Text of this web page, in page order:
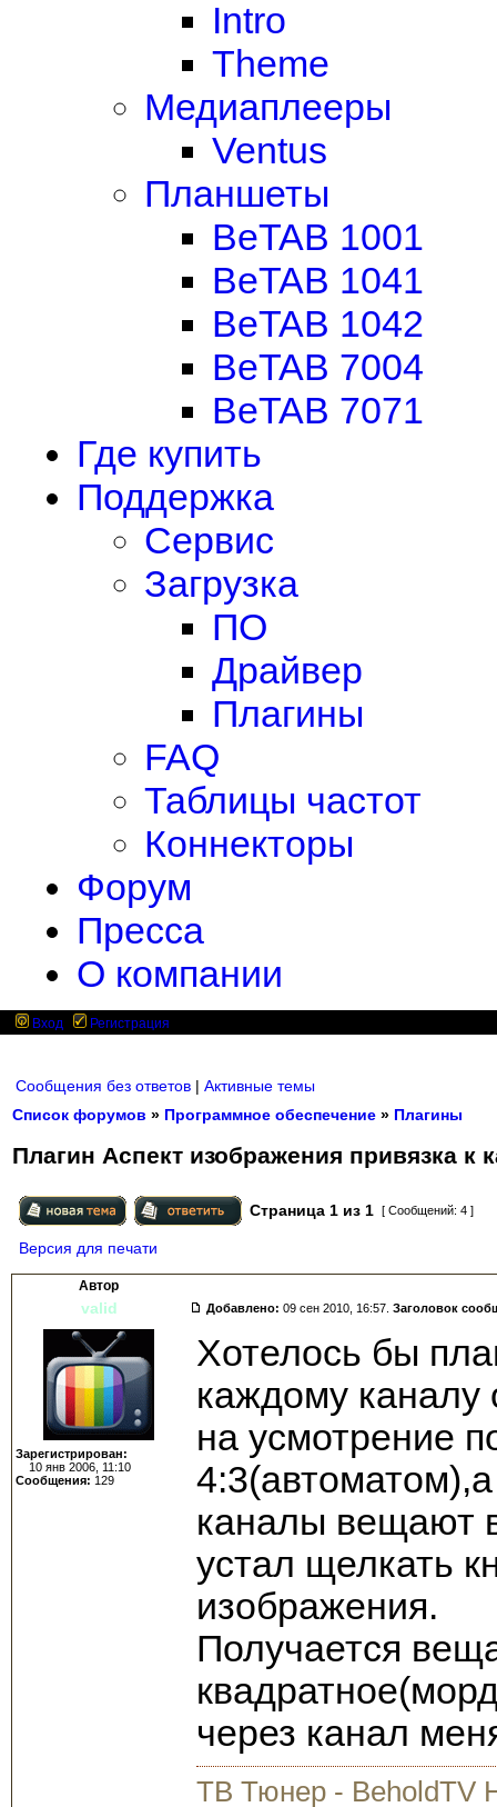
Intro
Theme
Медиаплееры
Ventus
Планшеты
BeTAB 1001
BeTAB 1041
BeTAB 1042
BeTAB 7004
BeTAB 7071
Где купить
Поддержка
Сервис
Загрузка
ПО
Драйвер
Плагины
FAQ
Таблицы частот
Коннекторы
Форум
Пресса
О компании
Вход Регистрация
Сообщения без ответов | Активные темы
Список форумов » Программное обеспечение » Плагины
Плагин Аспект изображения привязка к
Страница 1 из 1 [ Сообщений: 4 ]
Версия для печати
Автор
valid Добавлено: 09 сен 2010, 16:57. Заголовок
Зарегистрирован:
10 янв 2006, 11:10
Сообщения: 129
Хотелось бы
каждому каналу
на усмотрение
каналы вещают
устал щелкать
изображения.
Получается
через канал
ТВ Тюнер - BeholdTV